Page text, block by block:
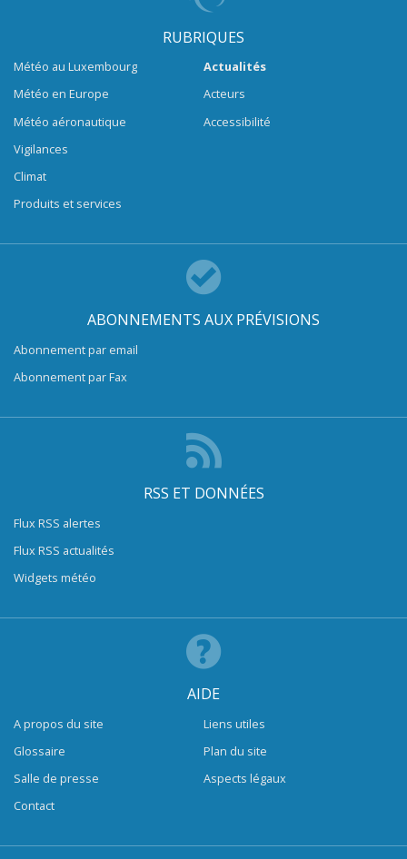
RUBRIQUES
Météo au Luxembourg
Météo en Europe
Météo aéronautique
Vigilances
Climat
Produits et services
Actualités
Acteurs
Accessibilité
ABONNEMENTS AUX PRÉVISIONS
Abonnement par email
Abonnement par Fax
RSS ET DONNÉES
Flux RSS alertes
Flux RSS actualités
Widgets météo
AIDE
A propos du site
Glossaire
Salle de presse
Contact
Liens utiles
Plan du site
Aspects légaux